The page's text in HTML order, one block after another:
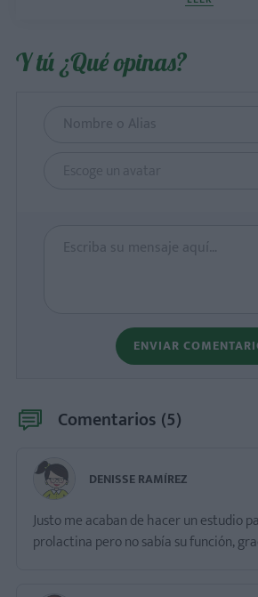
Y tú ¿Qué opinas?
Escoge un avatar
ENVIAR
Comentarios (5)
DENISSE RAMÍREZ
Justo me acaban de hacer un estudio
prolactina pero no sabía su función,